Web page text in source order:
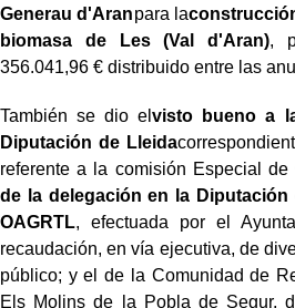
Generau d'Aranpara la
biomasa de Les (Val d'Aran),
356.041,96 € distribuido entre las
También se dio elvisto bueno a
Diputación de Lleida
referente a la comisión Especial de
de la delegación en la
OAGRTL, efectuada por el
recaudación, en vía ejecutiva, de
público; y el de la Comunidad de
Els Molins de la Pobla de Segur,